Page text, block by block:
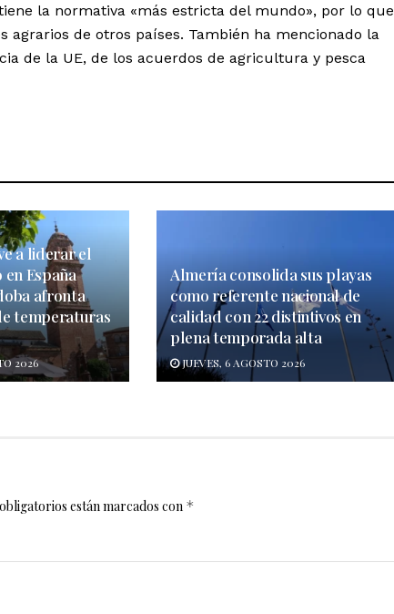
la normativa «más estricta del mundo», por lo que
agrarios de otros países. También ha mencionado la
de la UE, de los acuerdos de agricultura y pesca
a liderar el
España
afronta
temperaturas
2026
Almería consolida sus playas
como referente nacional de
calidad con 22 distintivos en
plena temporada alta
JUEVES, 6 AGOSTO 2026
están marcados con *